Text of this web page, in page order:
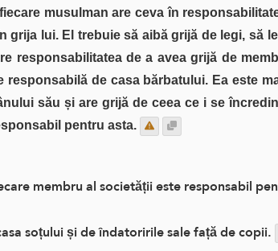
musulman are ceva în
lui. El trebuie să aibă grijă de legi, să
de a avea grijă de
de casa bărbatului. Ea este
său și are grijă de ceea ce i se
pentru asta.
membru al societății este responsabil
soțului și de îndatoririle sale față de copii.